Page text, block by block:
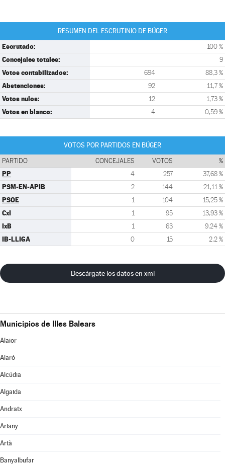
RESUMEN DEL ESCRUTINIO DE BÚGER
Escrutado: 100 %
Concejales totales: 9
Votos contabilizados: 694 88,3 %
Abstenciones: 92 11,7 %
Votos nulos: 12 1,73 %
Votos en blanco: 4 0,59 %
VOTOS POR PARTIDOS EN BÚGER
PARTIDO CONCEJALES VOTOS %
PP 4 257 37,68 %
PSM-EN-APIB 2 144 21,11 %
PSOE 1 104 15,25 %
CxI 1 95 13,93 %
IxB 1 63 9,24 %
IB-LLIGA 0 15 2,2 %
Descárgate los datos en xml
Municipios de Illes Balears
Alaior
Alaró
Alcúdia
Algaida
Andratx
Ariany
Artà
Banyalbufar